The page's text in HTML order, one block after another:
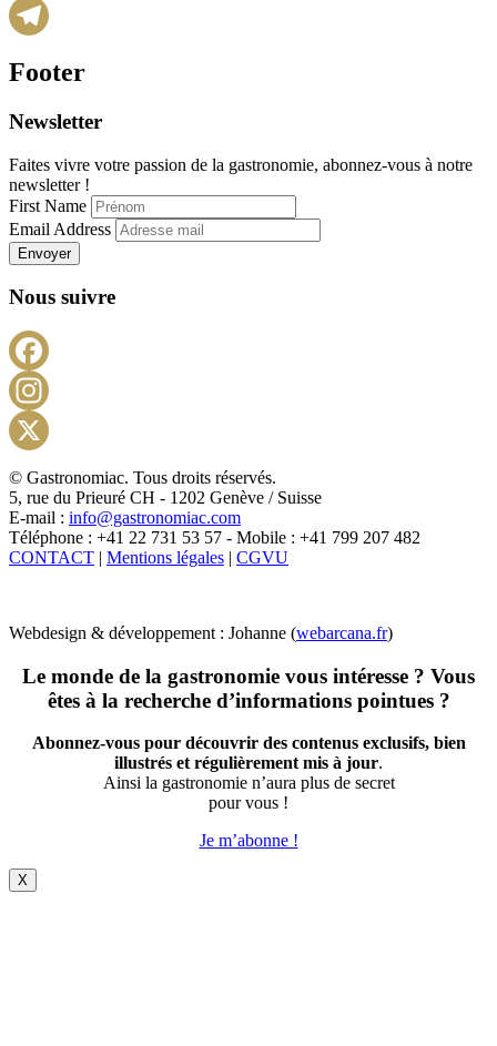
Footer
Newsletter
Faites vivre votre passion de la gastronomie, abonnez-vous à notre
newsletter !
First Name
Email Address
Envoyer
Nous suivre
X
© Gastronomiac. Tous droits réservés.
5, rue du Prieuré CH - 1202 Genève / Suisse
E-mail : info@gastronomiac.com
Téléphone : +41 22 731 53 57 - Mobile : +41 799 207 482
CONTACT | Mentions légales | CGVU
Webdesign & développement : Johanne (webarcana.fr)
Le monde de la gastronomie vous intéresse ? Vous
êtes à la recherche d’informations pointues ?
Abonnez-vous pour découvrir des contenus exclusifs, bien
illustrés et régulièrement mis à jour.
Ainsi la gastronomie n’aura plus de secret
pour vous !
Je m’abonne !
X